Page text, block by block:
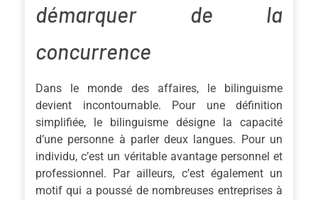
démarquer de la
concurrence
Dans le monde des affaires, le bilinguisme
devient incontournable. Pour une définition
simplifiée, le bilinguisme désigne la capacité
d’une personne à parler deux langues. Pour un
individu, c’est un véritable avantage personnel et
professionnel. Par ailleurs, c’est également un
motif qui a poussé de nombreuses entreprises à